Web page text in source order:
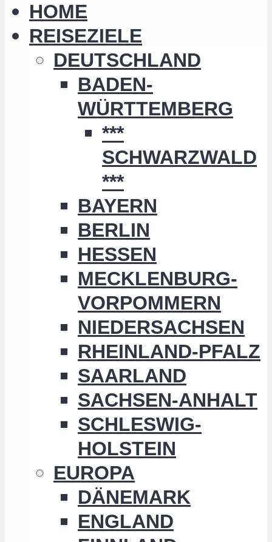
HOME
REISEZIELE
DEUTSCHLAND
BADEN-
WÜRTTEMBERG
***
SCHWARZWALD
***
BAYERN
BERLIN
HESSEN
MECKLENBURG-
VORPOMMERN
NIEDERSACHSEN
RHEINLAND-PFALZ
SAARLAND
SACHSEN-ANHALT
SCHLESWIG-
HOLSTEIN
EUROPA
DÄNEMARK
ENGLAND